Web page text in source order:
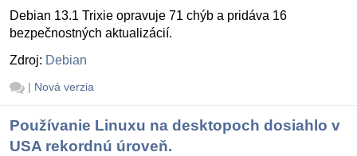
Debian 13.1 Trixie opravuje 71 chýb a pridáva 16
bezpečnostných aktualizácií.
Zdroj: Debian
| Nová verzia
Používanie Linuxu na desktopoch dosiahlo v
USA rekordnú úroveň.